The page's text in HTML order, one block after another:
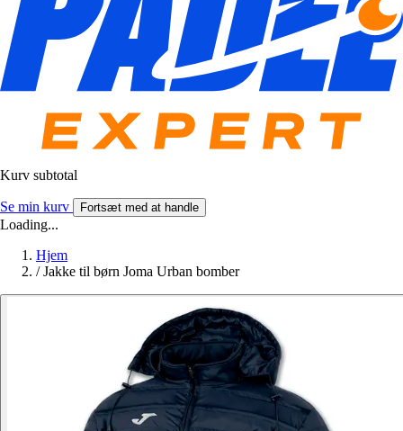
Kurv subtotal
Se min kurv Fortsæt med at handle
Loading...
Hjem
/ Jakke til børn Joma Urban bomber